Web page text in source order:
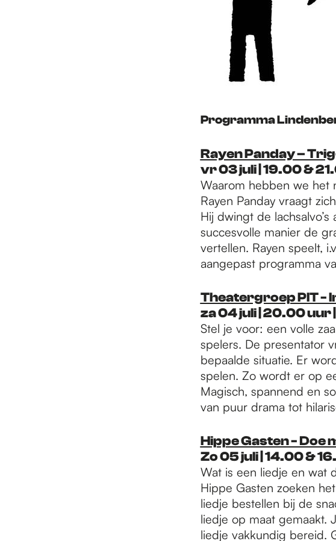
Programma
Rayen Panday –
vr 03 juli | 19.00 &
Waarom hebben we het
Rayen Panday vraagt
Hij dwingt de
succesvolle manier de
vertellen. Rayen speelt,
aangepast programma
Theatergroep PIT -
za 04 juli | 20.00 uur
Stel je voor: een volle
spelers. De presentator
bepaalde situatie. Er
spelen. Zo wordt er op
Magisch, spannend en
van puur drama tot
Hippe Gasten - Doe
Zo 05 juli | 14.00 &
Wat is een liedje en wat
Hippe Gasten zoeken
liedje bestellen bij de
liedje op maat gemaakt.
liedje vakkundig bereid.